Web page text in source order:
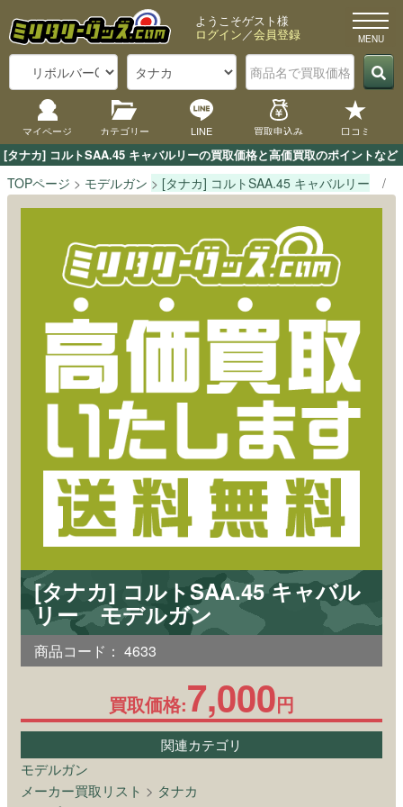
[タナカ] コルトSAA.45 キャバルリーの買取価格と高価買取のポイントな
ようこそゲスト様
ログイン／会員登録
マイページ カテゴリー LINE 買取申込み 口コミ
TOPページ モデルガン [タナカ] コルトSAA.45 キャバルリー
[タナカ] コルトSAA.45 キャバル
リー モデルガン
商品コード： 4633
買取価格:7,000円
関連カテゴリ
モデルガン
メーカー買取リスト > タナカ